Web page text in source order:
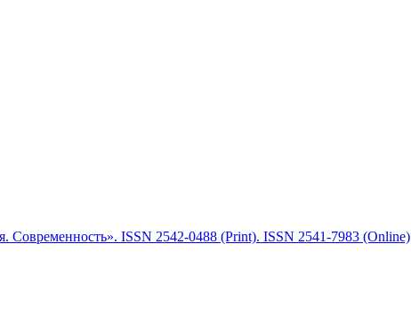
ISSN 2542-0488 (Print). ISSN 2541-7983 (Online)